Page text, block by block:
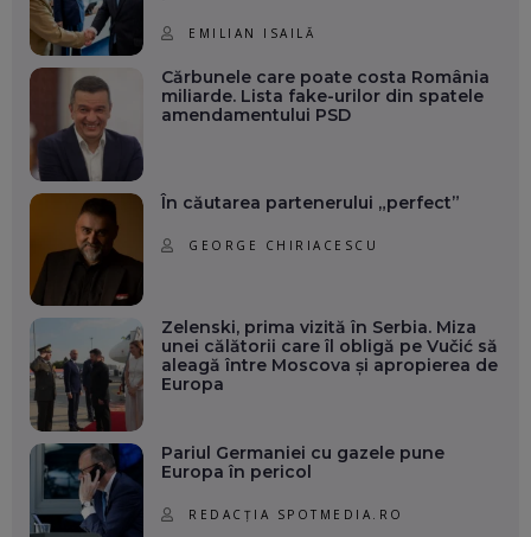
EMILIAN ISAILĂ
Cărbunele care poate costa România
miliarde. Lista fake-urilor din spatele
amendamentului PSD
În căutarea partenerului „perfect”
GEORGE CHIRIACESCU
Zelenski, prima vizită în Serbia. Miza
unei călătorii care îl obligă pe Vučić să
aleagă între Moscova și apropierea de
Europa
Pariul Germaniei cu gazele pune
Europa în pericol
REDACȚIA SPOTMEDIA.RO